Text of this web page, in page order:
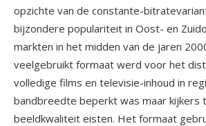
opzichte van de constante-
bijzondere populariteit in Oost- en
markten in het midden van de jaren
veelgebruikt formaat werd voor het
volledige films en televisie-inhoud in
bandbreedte beperkt was maar kijkers
beeldkwaliteit eisten. Het formaat